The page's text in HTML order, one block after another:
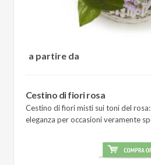
a partire da
Cestino di fiori rosa
Cestino di fiori misti sui toni del
eleganza per occasioni veramente